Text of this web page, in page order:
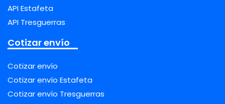
API Estafeta
API Tresguerras
Cotizar envío
Cotizar envío
Cotizar envío Estafeta
Cotizar envío Tresguerras